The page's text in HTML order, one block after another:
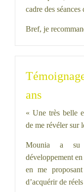
cadre des
Bref, je
ans
« Une très belle
de me révéler sur
Mounia a su
développement
en me
d’acquérir de